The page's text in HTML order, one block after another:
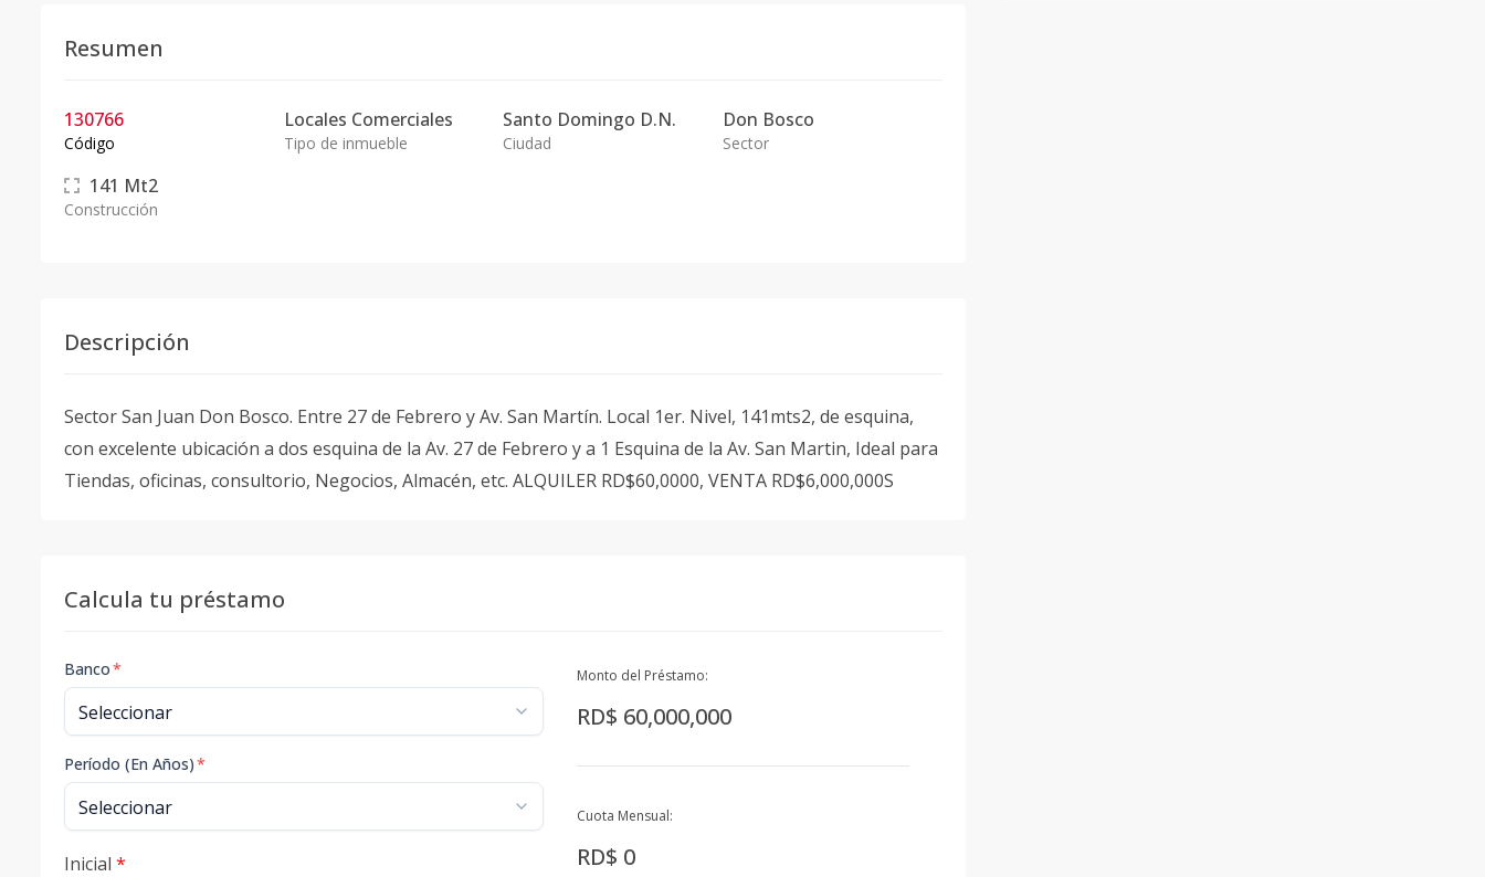
Resumen
130766
Código
Locales Comerciales
Tipo de inmueble
Santo Domingo D.N.
Ciudad
Don Bosco
Sector
141 Mt2
Construcción
Descripción
Sector San Juan Don Bosco. Entre 27 de Febrero y Av. San Martín. Local 1er. Nivel, 141mts2, de esquina,
con excelente ubicación a dos esquina de la Av. 27 de Febrero y a 1 Esquina de la Av. San Martin, Ideal para
Tiendas, oficinas, consultorio, Negocios, Almacén, etc. ALQUILER RD$60,0000, VENTA RD$6,000,000S
Calcula tu préstamo
Banco*
Período (En Años)*
Inicial *
Monto del Préstamo:
RD$ 60,000,000
Cuota Mensual:
RD$ 0